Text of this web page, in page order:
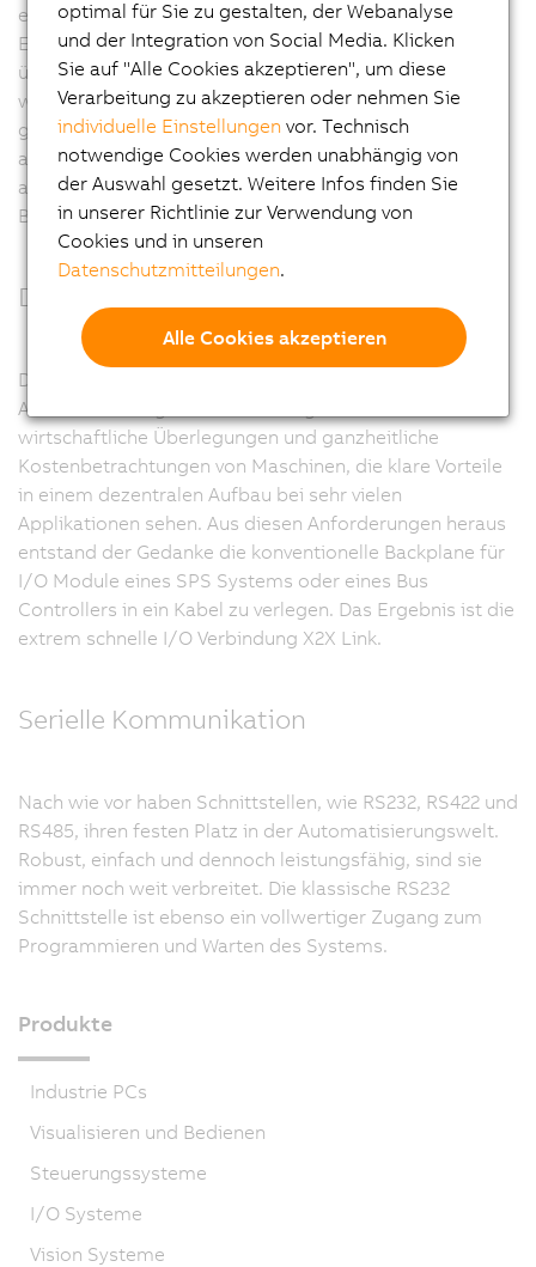
einfachen Anwendung und dem deterministischen
Echtzeitverhalten. Für Applikationen mit einer
überschaubaren Anzahl an dezentralen I/O-Knoten und
wenigen Achsen ist er der ideale Feldbus. Erst bei
großen und komplexen Maschinen kommt der CAN-Bus
als Feldbus an sein Limit. Hier bietet sich POWERLINK
als die ideale Erweiterung im oberen Performance-
Bereich an.
Dezentrale Backplane
Dezentralisierung ist der bestimmende Trend in der
Automatisierungstechnik. Hintergrund dafür sind
wirtschaftliche Überlegungen und ganzheitliche
Kostenbetrachtungen von Maschinen, die klare Vorteile
in einem dezentralen Aufbau bei sehr vielen
Applikationen sehen. Aus diesen Anforderungen heraus
entstand der Gedanke die konventionelle Backplane für
I/O Module eines SPS Systems oder eines Bus
Controllers in ein Kabel zu verlegen. Das Ergebnis ist die
extrem schnelle I/O Verbindung X2X Link.
Serielle Kommunikation
Nach wie vor haben Schnittstellen, wie RS232, RS422 und
RS485, ihren festen Platz in der Automatisierungswelt.
Robust, einfach und dennoch leistungsfähig, sind sie
immer noch weit verbreitet. Die klassische RS232
Schnittstelle ist ebenso ein vollwertiger Zugang zum
Programmieren und Warten des Systems.
Produkte
Industrie PCs
Visualisieren und Bedienen
Steuerungssysteme
I/O Systeme
Vision Systeme
optimal für Sie zu gestalten, der Webanalyse
und der Integration von Social Media. Klicken
Sie auf "Alle Cookies akzeptieren", um diese
Verarbeitung zu akzeptieren oder nehmen Sie
individuelle Einstellungen vor. Technisch
notwendige Cookies werden unabhängig von
der Auswahl gesetzt. Weitere Infos finden Sie
in unserer Richtlinie zur Verwendung von
Cookies und in unseren
Datenschutzmitteilungen.
Alle Cookies akzeptieren